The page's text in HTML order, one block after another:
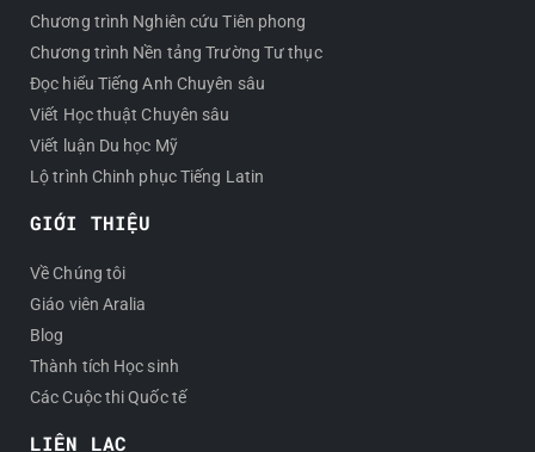
Chương trình Nghiên cứu Tiên phong
Chương trình Nền tảng Trường Tư thục
Đọc hiểu Tiếng Anh Chuyên sâu
Viết Học thuật Chuyên sâu
Viết luận Du học Mỹ
Lộ trình Chinh phục Tiếng Latin
GIỚI THIỆU
Về Chúng tôi
Giáo viên Aralia
Blog
Thành tích Học sinh
Các Cuộc thi Quốc tế
LIÊN LẠC